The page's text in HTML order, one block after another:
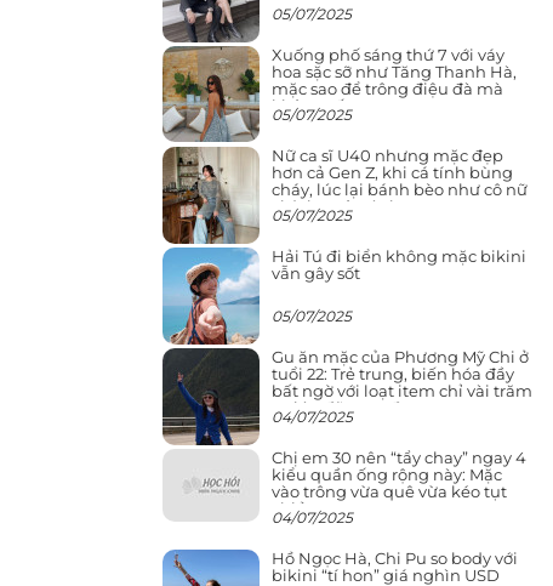
05/07/2025
Xuống phố sáng thứ 7 với váy
hoa sặc sỡ như Tăng Thanh Hà,
mặc sao để trông điệu đà mà
không sến
05/07/2025
Nữ ca sĩ U40 nhưng mặc đẹp
hơn cả Gen Z, khi cá tính bùng
cháy, lúc lại bánh bèo như cô nữ
chính ngôn tình
05/07/2025
Hải Tú đi biển không mặc bikini
vẫn gây sốt
05/07/2025
Gu ăn mặc của Phương Mỹ Chi ở
tuổi 22: Trẻ trung, biến hóa đầy
bất ngờ với loạt item chỉ vài trăm
nghìn đã mua được
04/07/2025
Chị em 30 nên “tẩy chay” ngay 4
kiểu quần ống rộng này: Mặc
vào trông vừa quê vừa kéo tụt
chiều cao
04/07/2025
Hồ Ngọc Hà, Chi Pu so body với
bikini “tí hon” giá nghìn USD